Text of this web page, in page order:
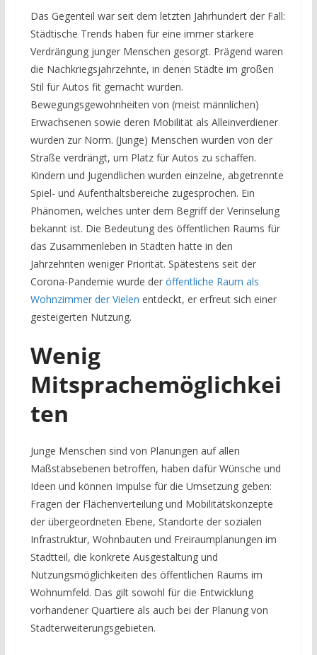
Das Gegenteil war seit dem letzten Jahrhundert der Fall:
Städtische Trends haben für eine immer stärkere
Verdrängung junger Menschen gesorgt. Prägend waren
die Nachkriegsjahrzehnte, in denen Städte im großen
Stil für Autos fit gemacht wurden.
Bewegungsgewohnheiten von (meist männlichen)
Erwachsenen sowie deren Mobilität als Alleinverdiener
wurden zur Norm. (Junge) Menschen wurden von der
Straße verdrängt, um Platz für Autos zu schaffen.
Kindern und Jugendlichen wurden einzelne, abgetrennte
Spiel- und Aufenthaltsbereiche zugesprochen. Ein
Phänomen, welches unter dem Begriff der Verinselung
bekannt ist. Die Bedeutung des öffentlichen Raums für
das Zusammenleben in Städten hatte in den
Jahrzehnten weniger Priorität. Spätestens seit der
Corona-Pandemie wurde der öffentliche Raum als
Wohnzimmer der Vielen entdeckt, er erfreut sich einer
gesteigerten Nutzung.
Wenig
Mitsprachemöglichkei
ten
Junge Menschen sind von Planungen auf allen
Maßstabsebenen betroffen, haben dafür Wünsche und
Ideen und können Impulse für die Umsetzung geben:
Fragen der Flächenverteilung und Mobilitätskonzepte
der übergeordneten Ebene, Standorte der sozialen
Infrastruktur, Wohnbauten und Freiraumplanungen im
Stadtteil, die konkrete Ausgestaltung und
Nutzungsmöglichkeiten des öffentlichen Raums im
Wohnumfeld. Das gilt sowohl für die Entwicklung
vorhandener Quartiere als auch bei der Planung von
Stadterweiterungsgebieten.